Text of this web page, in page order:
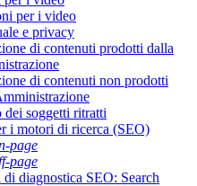
per i video
e privacy
di contenuti prodotti dalla
di contenuti non prodotti
dei soggetti ritratti
i motori di ricerca (SEO)
page
page
diagnostica SEO: Search